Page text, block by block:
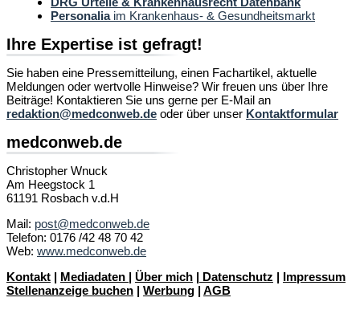
Personaliaim Krankenhaus- & Gesundheitsmarkt
Ihre Expertise ist gefragt!
Sie haben eine Pressemitteilung, einen Fachartikel, aktuelle
Meldungen oder wertvolle Hinweise? Wir freuen uns über Ihre
Beiträge! Kontaktieren Sie uns gerne per E-Mail an
redaktion@medconweb.de oder über unser Kontaktformular
medconweb.de
Christopher Wnuck
Am Heegstock 1
61191 Rosbach v.d.H
Mail: post@medconweb.de
Telefon: 0176 /42 48 70 42
Web: www.medconweb.de
Kontakt | Mediadaten | Über mich | Datenschutz | Impressum
Stellenanzeige buchen | Werbung | AGB